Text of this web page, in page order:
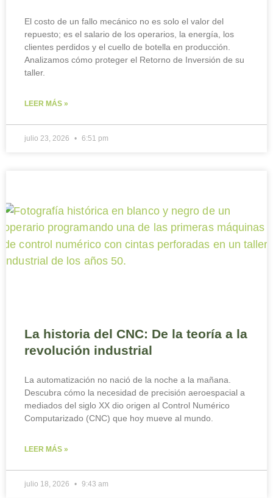
El costo de un fallo mecánico no es solo el valor del
repuesto; es el salario de los operarios, la energía, los
clientes perdidos y el cuello de botella en producción.
Analizamos cómo proteger el Retorno de Inversión de su
taller.
LEER MÁS »
julio 23, 2026 6:51 pm
La historia del CNC: De la teoría a la
revolución industrial
La automatización no nació de la noche a la mañana.
Descubra cómo la necesidad de precisión aeroespacial a
mediados del siglo XX dio origen al Control Numérico
Computarizado (CNC) que hoy mueve al mundo.
LEER MÁS »
julio 18, 2026 9:43 am